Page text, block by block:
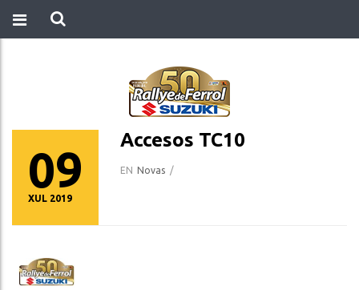
09
XUL 2019
Accesos TC10
EN Novas /